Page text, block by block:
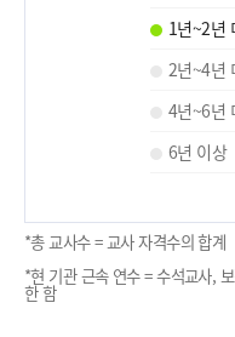
1년~2년
2년~4년
4년~6년
6년 이상
*총 교사수 = 교사 자격수의 합계
*현 기관 근속 연수 = 수석교사,
한 함